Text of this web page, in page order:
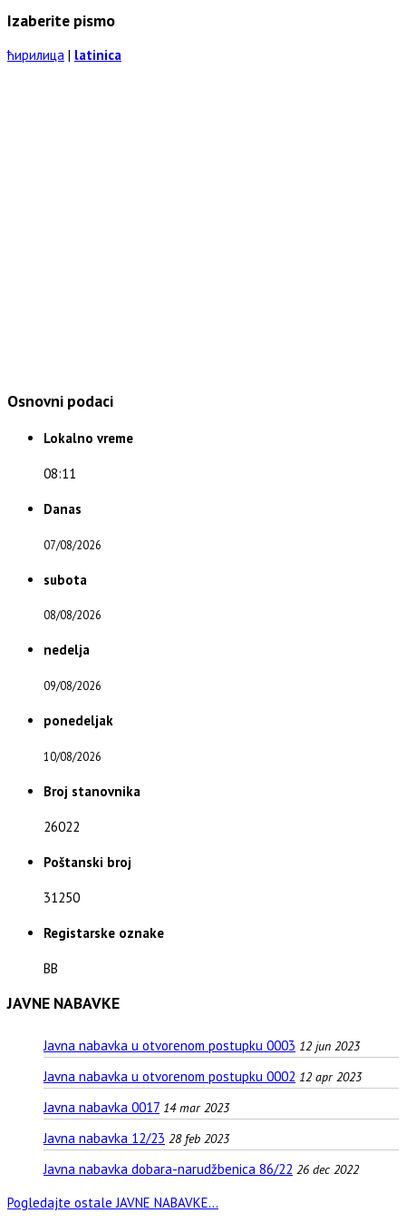
Izaberite pismo
ћирилица | latinica
Osnovni podaci
Lokalno vreme
08:11
Danas
07/08/2026
subota
08/08/2026
nedelja
09/08/2026
ponedeljak
10/08/2026
Broj stanovnika
26022
Poštanski broj
31250
Registarske oznake
BB
JAVNE NABAVKE
Javna nabavka u otvorenom postupku 0003 12 jun 2023
Javna nabavka u otvorenom postupku 0002 12 apr 2023
Javna nabavka 0017 14 mar 2023
Javna nabavka 12/23 28 feb 2023
Javna nabavka dobara-narudžbenica 86/22 26 dec 2022
Pogledajte ostale JAVNE NABAVKE...